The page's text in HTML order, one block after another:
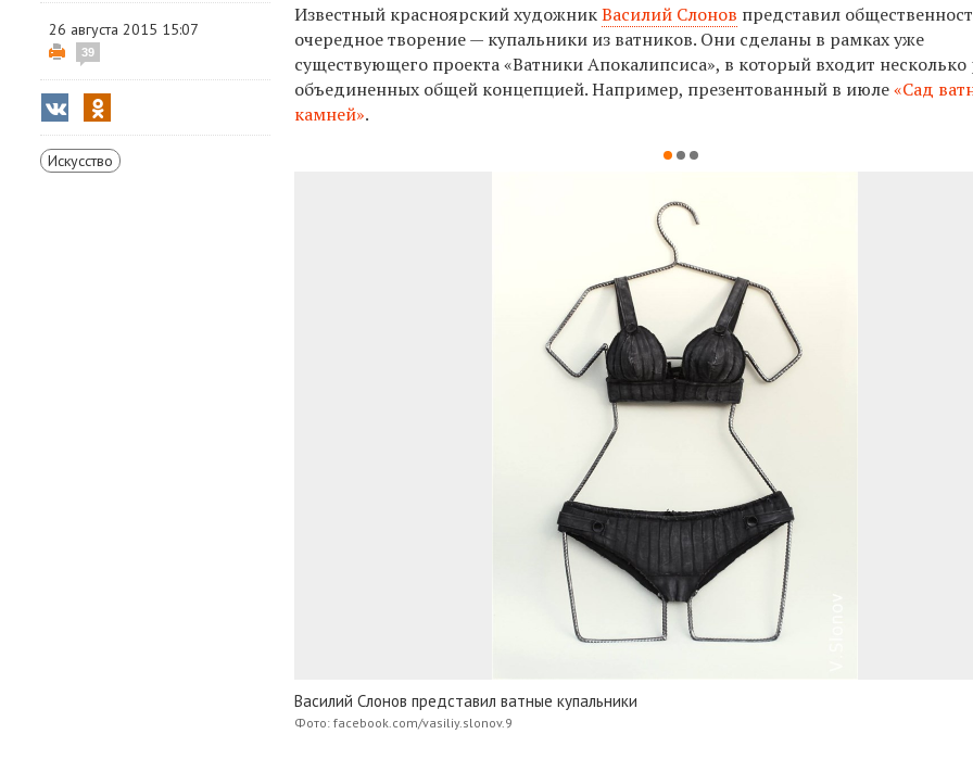
26 августа 2015 15:07
39
Искусство
Известный красноярский художникВасилий Слонов представил
очередное творение — купальники из ватников. Они сделаны в рамках уже
существующего проекта«Ватники Апокалипсиса», в который входит несколько
объединенных общей концепцией. Например, презентованный в июле«Сад
камней».
Василий Слонов представил ватные купальники
Фото: facebook.com/vasiliy.slonov.9